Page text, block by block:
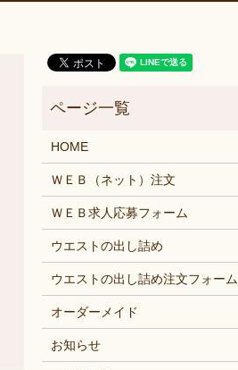
HOME
ＷＥＢ（ネット）注文
ＷＥＢ求人応募フォーム
ウエストの出し詰め
ウエストの出し詰め注文フォーム
オーダーメイド
お知らせ